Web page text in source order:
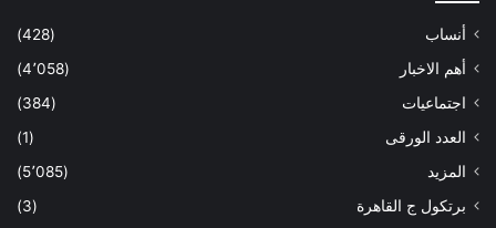
أنساب
(428)
أهم الاخبار
(4٬058)
اجتماعيات
(384)
العدد الورقى
(1)
المزيد
(5٬085)
برتكول ج القاهرة
(3)